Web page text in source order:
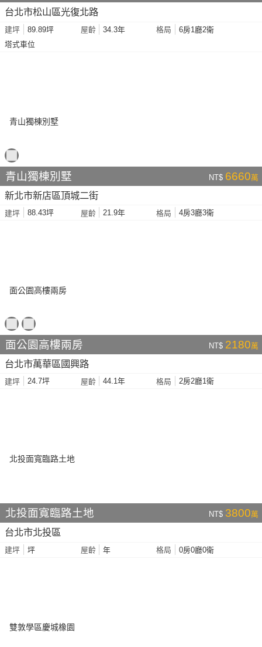
台北市松山區光復北路
建坪 89.89坪 屋齡 34.3年 格局
6房1廳2衛
塔式車位
青山獨棟別墅 NT$ 6660萬
新北市新店區頂城二街
建坪 88.43坪 屋齡 21.9年 格局 4房3廳3衛
面公園高樓兩房 NT$ 2180萬
台北市萬華區國興路
建坪 24.7坪 屋齡 44.1年 格局 2房2廳1衛
北投面寬臨路土地 NT$ 3800萬
台北市北投區
建坪 坪 屋齡 年 格局 0房0廳0衛